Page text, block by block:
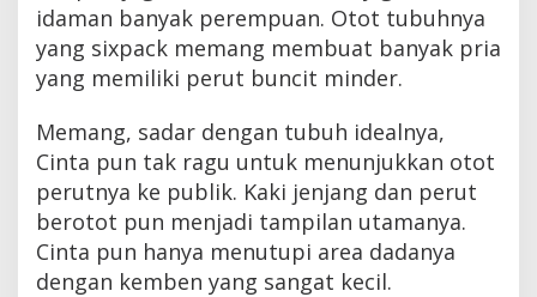
idaman banyak perempuan. Otot tubuhnya
yang sixpack memang membuat banyak pria
yang memiliki perut buncit minder.
Memang, sadar dengan tubuh idealnya,
Cinta pun tak ragu untuk menunjukkan otot
perutnya ke publik. Kaki jenjang dan perut
berotot pun menjadi tampilan utamanya.
Cinta pun hanya menutupi area dadanya
dengan kemben yang sangat kecil.